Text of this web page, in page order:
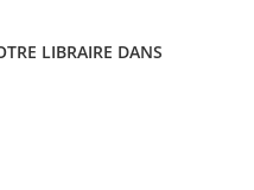
LIBRAIRE DANS